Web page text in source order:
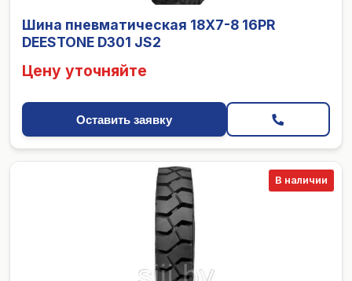
Шина пневматическая 18X7-8 16PR
DEESTONE D301 JS2
Цену уточняйте
Оставить заявку
В наличии